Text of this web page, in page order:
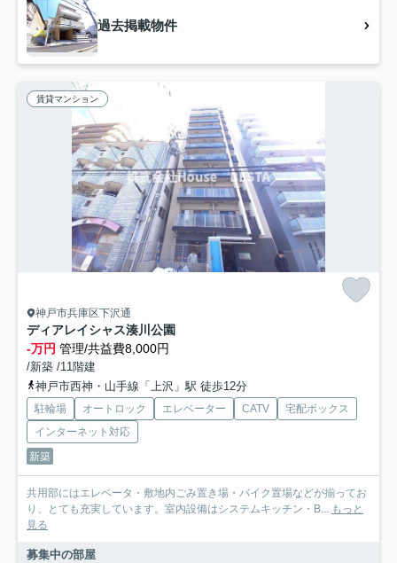
過去掲載物件
賃貸マンション
神戸市兵庫区下沢通
ディアレイシャス湊川公園
-万円 管理/共益費8,000円
/新築 /11階建
神戸市西神・山手線「上沢」駅 徒歩12分
駐輪場 オートロック エレベーター CATV
宅配ボックス
インターネット対応
新築
共用部にはエレベータ・敷地内ごみ置き場・バイク置場などが揃ってお
り、とても充実しています。室内設備はシステムキッチン・B... もっと
見る
募集中の部屋